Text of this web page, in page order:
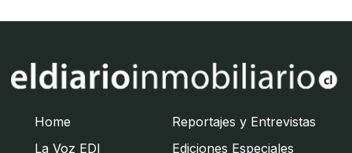
Home
La Voz EDI
Reportajes y Entrevistas
Ediciones Especiales